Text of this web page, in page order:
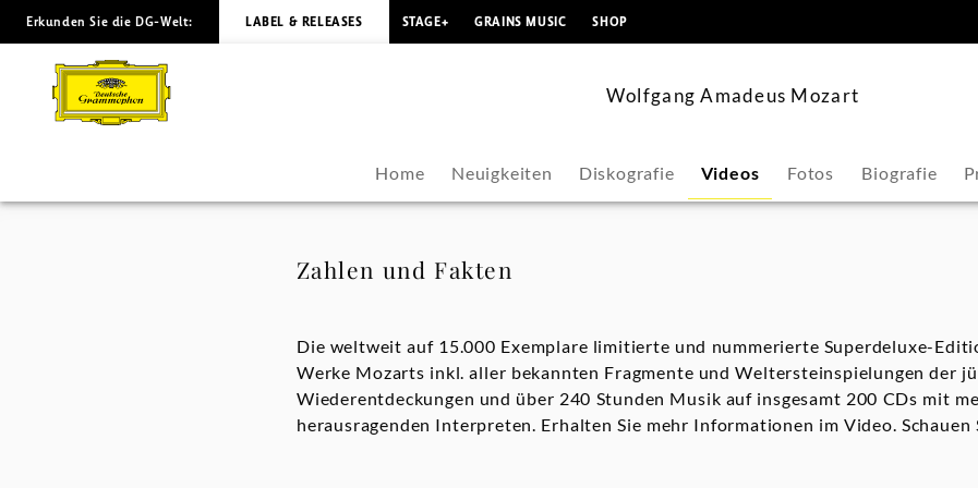
Zahlen
und
-
Erkunden Sie die DG-Welt: LABEL & RELEASES STAGE+ GRAINS MUSIC SHOP
Wolfgang Amadeus Mozart
Home Neuigkeiten Diskografie Videos Fotos Biografie
Zahlen und Fakten
Die weltweit auf 15.000 Exemplare limitierte und nummerierte Superdeluxe-
Werke Mozarts inkl. aller bekannten Fragmente und Weltersteinspielungen der
Wiederentdeckungen und über 240 Stunden Musik auf insgesamt 200 CDs mit
herausragenden Interpreten. Erhalten Sie mehr Informationen im Video. Schauen